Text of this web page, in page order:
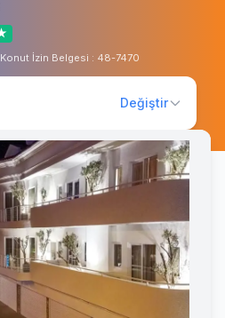
Konut İzin Belgesi : 48-7470
Değiştir